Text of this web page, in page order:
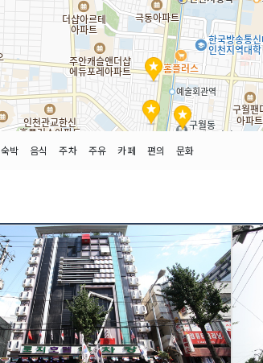
숙박 음식 주차 주유 카페 편의 문화